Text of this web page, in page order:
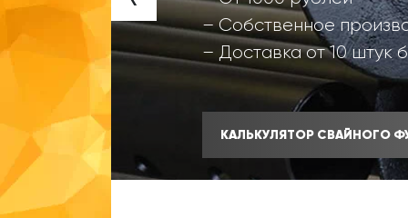
– Собственное
– Доставка от 10 штук
КАЛЬКУЛЯТОР СВАЙНОГО